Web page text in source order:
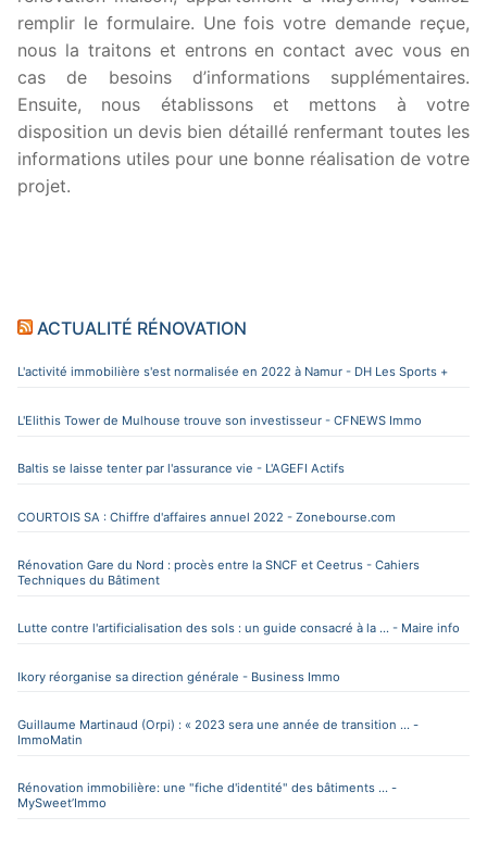
remplir le formulaire. Une fois votre demande reçue,
nous la traitons et entrons en contact avec vous en
cas de besoins d’informations supplémentaires.
Ensuite, nous établissons et mettons à votre
disposition un devis bien détaillé renfermant toutes les
informations utiles pour une bonne réalisation de votre
projet.
ACTUALITÉ RÉNOVATION
L'activité immobilière s'est normalisée en 2022 à Namur - DH Les Sports +
L'Elithis Tower de Mulhouse trouve son investisseur - CFNEWS Immo
Baltis se laisse tenter par l'assurance vie - L'AGEFI Actifs
COURTOIS SA : Chiffre d'affaires annuel 2022 - Zonebourse.com
Rénovation Gare du Nord : procès entre la SNCF et Ceetrus - Cahiers
Techniques du Bâtiment
Lutte contre l'artificialisation des sols : un guide consacré à la ... - Maire info
Ikory réorganise sa direction générale - Business Immo
Guillaume Martinaud (Orpi) : « 2023 sera une année de transition ... -
ImmoMatin
Rénovation immobilière: une "fiche d'identité" des bâtiments ... -
MySweet’Immo